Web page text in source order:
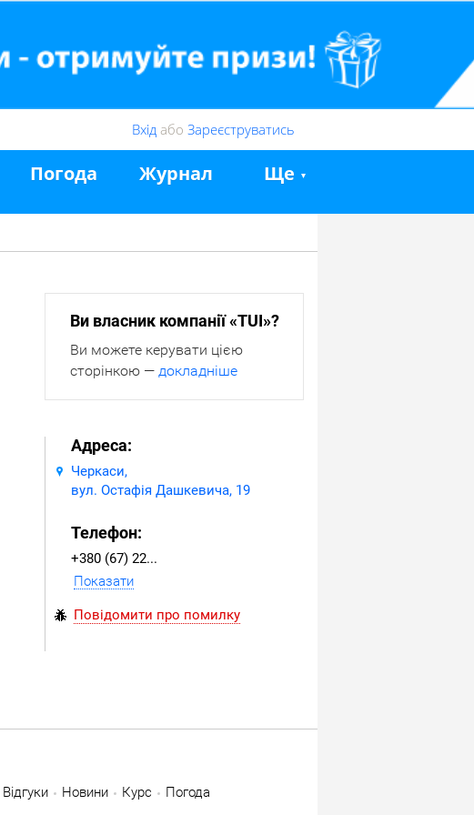
Вхід або Зареєструватись
Погода Журнал Ще
Ви власник компанії «TUI»?
Ви можете керувати цією
сторінкою — докладніше
Адреса:
Черкаси,
вул. Остафія Дашкевича, 19
Телефон:
+380 (67) 225-26-25
Показати
Повідомити про помилку
Відгуки Новини Курс Погода